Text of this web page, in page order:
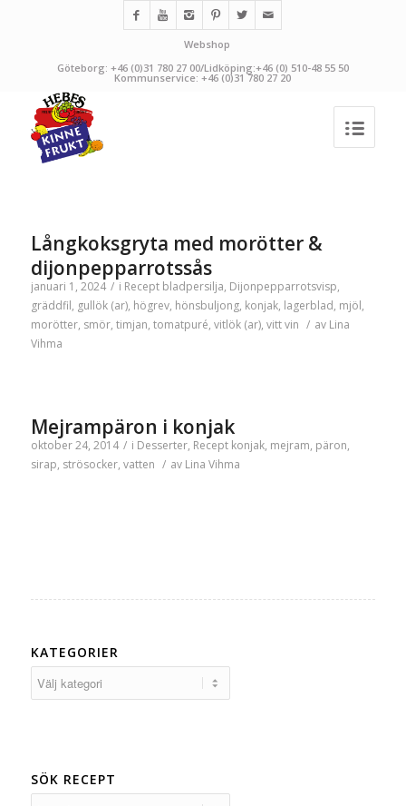
Webshop
Göteborg: +46 (0)31 780 27 00/Lidköping:+46 (0) 510-48 55 50
Kommunservice: +46 (0)31 780 27 20
Långkoksgryta med morötter &
dijonpepparrotssås
januari 1, 2024 / i Recept bladpersilja, Dijonpepparrotsvisp,
gräddfil, gullök (ar), högrev, hönsbuljong, konjak, lagerblad, mjöl,
morötter, smör, timjan, tomatpuré, vitlök (ar), vitt vin / av Lina
Vihma
Mejrampäron i konjak
oktober 24, 2014 / i Desserter, Recept konjak, mejram, päron,
sirap, strösocker, vatten / av Lina Vihma
KATEGORIER
SÖK RECEPT